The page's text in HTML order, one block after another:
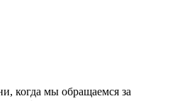
когда мы обращаемся за